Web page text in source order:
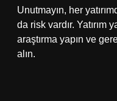
Unutmayın, her
da risk vardır. Yatırım
araştırma yapın ve
alın.